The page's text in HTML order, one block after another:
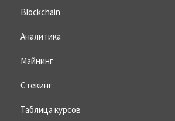
Blockchain
Аналитика
Майнинг
Стекинг
Таблица курсов
ситуацию по биткоину